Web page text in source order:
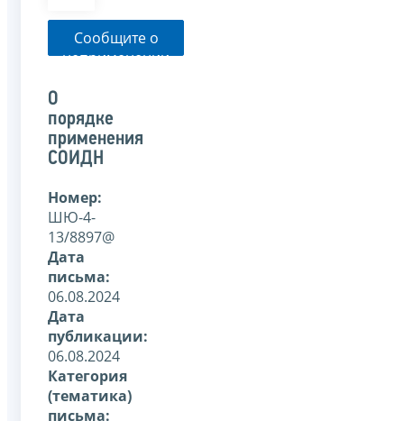
Сообщите о
неприменении
указанного
письма
О
порядке
применения
СОИДН
Номер:
ШЮ-4-
13/8897@
Дата
письма:
06.08.2024
Дата
публикации:
06.08.2024
Категория
(тематика)
письма: